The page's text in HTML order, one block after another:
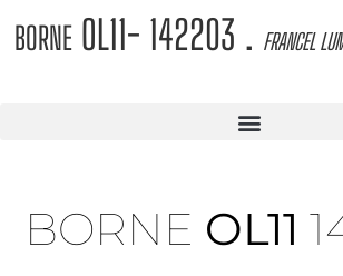
BORNEOL11- 142203 . FRANCEL
BORNE OL11